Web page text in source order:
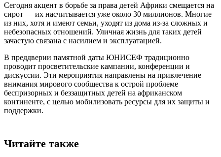
Сегодня акцент в борьбе за права детей Африки смещается на
сирот — их насчитывается уже около 30 миллионов. Многие
из них, хотя и имеют семьи, уходят из дома из-за сложных и
небезопасных отношений. Уличная жизнь для таких детей
зачастую связана с насилием и эксплуатацией.
В преддверии памятной даты ЮНИСЕФ традиционно
проводит просветительские кампании, конференции и
дискуссии. Эти мероприятия направлены на привлечение
внимания мирового сообщества к острой проблеме
беспризорных и беззащитных детей на африканском
континенте, с целью мобилизовать ресурсы для их защиты и
поддержки.
Читайте также